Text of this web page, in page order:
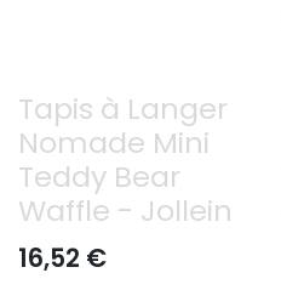
Tapis à Langer
Nomade Mini
Teddy Bear
Waffle - Jollein
16,52 €